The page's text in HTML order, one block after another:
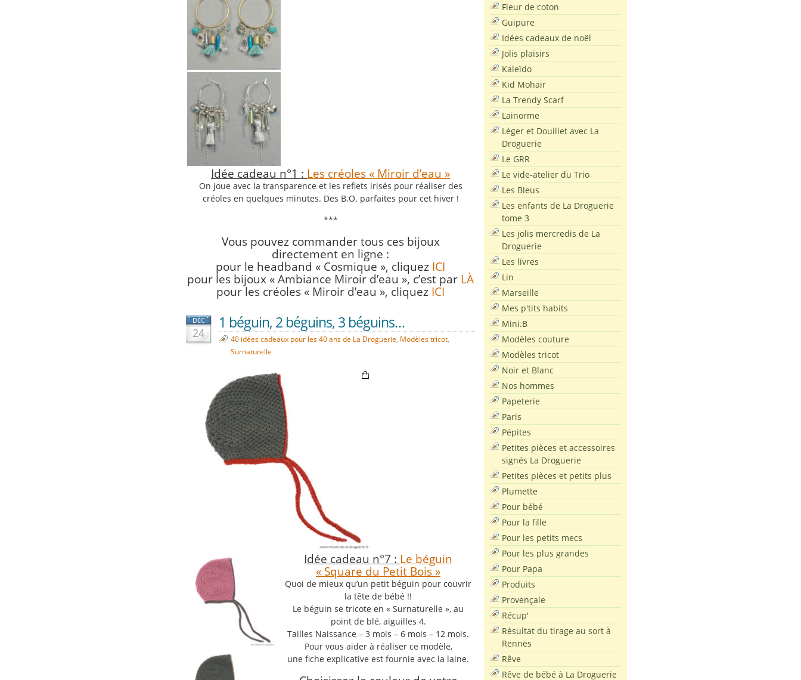
Idée cadeau n°1 : Les créoles « Miroir d’eau »
On joue avec la transparence et les reflets irisés pour réaliser des
créoles en quelques minutes. Des B.O. parfaites pour cet hiver !
***
Vous pouvez commander tous ces bijoux
directement en ligne :
pour le headband « Cosmique », cliquez ICI
pour les bijoux « Ambiance Miroir d’eau », c’est par LÀ
pour les créoles « Miroir d’eau », cliquez ICI
DÉC
24
1 béguin, 2 béguins, 3 béguins…
40 idées cadeaux pour les 40 ans de La Droguerie, Modèles tricot,
Surnaturelle
Idée cadeau n°7 : Le béguin
« Square du Petit Bois »
Quoi de mieux qu’un petit béguin pour couvrir
la tête de bébé !!
Le béguin se tricote en « Surnaturelle », au
point de blé, aiguilles 4.
Tailles Naissance – 3 mois – 6 mois – 12 mois.
Pour vous aider à réaliser ce modèle,
une fiche explicative est fournie avec la laine.
Fleur de coton
Guipure
Idées cadeaux de noël
Jolis plaisirs
Kaleïdo
Kid Mohair
La Trendy Scarf
Lainorme
Léger et Douillet avec La
Droguerie
Le GRR
Le vide-atelier du Trio
Les Bleus
Les enfants de La Droguerie
tome 3
Les jolis mercredis de La
Droguerie
Les livres
Lin
Marseille
Mes p'tits habits
Mini.B
Modèles couture
Modèles tricot
Noir et Blanc
Nos hommes
Papeterie
Paris
Pépites
Petites pièces et accessoires
signés La Droguerie
Petites pièces et petits plus
Plumette
Pour bébé
Pour la fille
Pour les petits mecs
Pour les plus grandes
Pour Papa
Produits
Provençale
Récup'
Résultat du tirage au sort à
Rennes
Rêve
Rêve de bébé à La Droguerie